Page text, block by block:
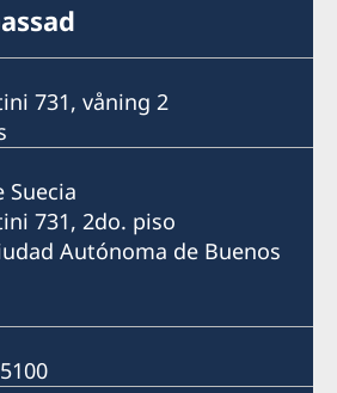
731, våning 2
Suecia
731, 2do. piso
Autónoma de Buenos